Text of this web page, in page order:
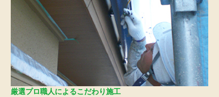
厳選プロ職人によるこだわり施工